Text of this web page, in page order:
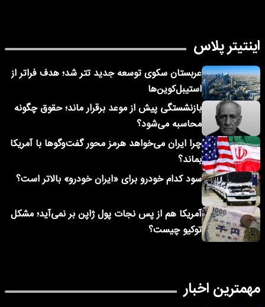
اینتیتر پلاس
عربستان سکوی توسعه جدید تتر شد؛ هدف فراتر از
استیبل‌کوین‌ها
بازنشستگی پیش از موعد برقرار ماند؛ حقوق چگونه
محاسبه می‌شود؟
چرا ایران می‌خواهد هرمز محور گفت‌وگوها با آمریکا
بماند؟
سود کدام خودرو برای «ایران خودرو» بالاتر است؟
آمریکا هم از پس نجات پول ژاپن بر نمی‌آید؛ مشکل
توکیو چیست؟
مهمترین اخبار